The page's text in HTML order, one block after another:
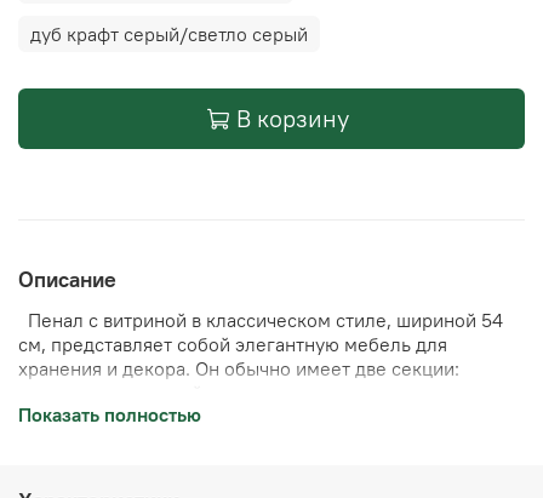
дуб крафт серый/светло серый
В корзину
Описание
Пенал с витриной в классическом стиле, шириной 54
см, представляет собой элегантную мебель для
хранения и декора. Он обычно имеет две секции:
декоративных предметов, книг или посуды, и нижнюю
разнообразные предметы, сохраняя при этом
Показать полностью